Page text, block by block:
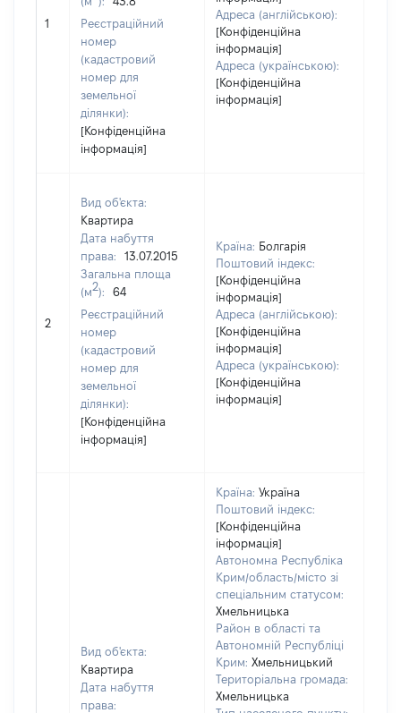
1
Реєстраційний
номер
(кадастровий
номер для
земельної
ділянки):
[Конфіденційна
інформація]
Адреса (англійською):
[Конфіденційна
інформація]
Адреса (українською):
[Конфіденційна
інформація]
2
Вид об'єкта:
Квартира
Дата набуття
права:
13.07.2015
Загальна площа
(м2):
64
Реєстраційний
номер
(кадастровий
номер для
земельної
ділянки):
[Конфіденційна
інформація]
Країна: Болгарія
Поштовий індекс:
[Конфіденційна
інформація]
Адреса (англійською):
[Конфіденційна
інформація]
Адреса (українською):
[Конфіденційна
інформація]
Вид об'єкта:
Квартира
Дата набуття
права:
Країна: Україна
Поштовий індекс:
[Конфіденційна
інформація]
Автономна Республіка
Крим/область/місто зі
спеціальним статусом:
Хмельницька
Район в області та
Автономній Республіці
Крим: Хмельницький
Територіальна громада:
Хмельницька